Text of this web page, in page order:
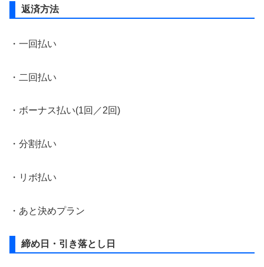
返済方法
・一回払い
・二回払い
・ボーナス払い(1回／2回)
・分割払い
・リボ払い
・あと決めプラン
締め日・引き落とし日